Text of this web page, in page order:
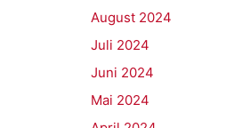
August 2024
Juli 2024
Juni 2024
Mai 2024